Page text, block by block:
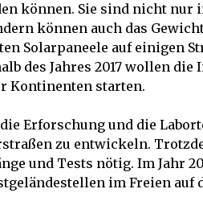
können. Sie sind nicht
können auch das
Solarpaneele auf einigen
des Jahres 2017 wollen
Kontinenten starten.
Erforschung und die
zu entwickeln.
und Tests nötig. Im Jahr
im Freien